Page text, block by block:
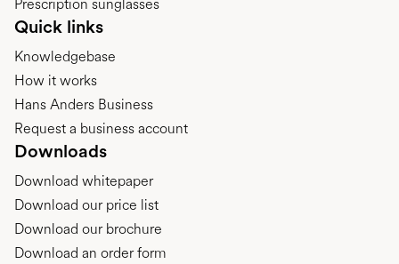
Prescription sunglasses
Quick links
Knowledgebase
How it works
Hans Anders Business
Request a business account
Downloads
Download whitepaper
Download our price list
Download our brochure
Download an order form